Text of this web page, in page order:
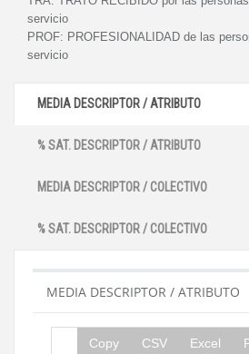
servicio
PROF: PROFESIONALIDAD de las
servicio
MEDIA DESCRIPTOR / ATRIBUTO
% SAT. DESCRIPTOR / ATRIBUTO
MEDIA DESCRIPTOR / COLECTIVO
% SAT. DESCRIPTOR / COLECTIVO
MEDIA DESCRIPTOR / ATRIBUTO
Copy CSV Excel